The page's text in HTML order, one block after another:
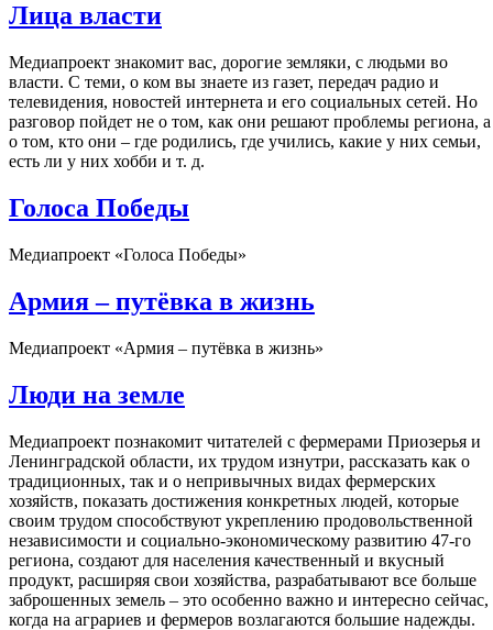
Лица власти
Медиапроект знакомит вас, дорогие земляки, с людьми во
власти. С теми, о ком вы знаете из газет, передач радио и
телевидения, новостей интернета и его социальных сетей. Но
разговор пойдет не о том, как они решают проблемы региона, а
о том, кто они – где родились, где учились, какие у них семьи,
есть ли у них хобби и т. д.
Голоса Победы
Медиапроект «Голоса Победы»
Армия – путёвка в жизнь
Медиапроект «Армия – путёвка в жизнь»
Люди на земле
Медиапроект познакомит читателей с фермерами Приозерья и
Ленинградской области, их трудом изнутри, рассказать как о
традиционных, так и о непривычных видах фермерских
хозяйств, показать достижения конкретных людей, которые
своим трудом способствуют укреплению продовольственной
независимости и социально-экономическому развитию 47-го
региона, создают для населения качественный и вкусный
продукт, расширяя свои хозяйства, разрабатывают все больше
заброшенных земель – это особенно важно и интересно сейчас,
когда на аграриев и фермеров возлагаются большие надежды.